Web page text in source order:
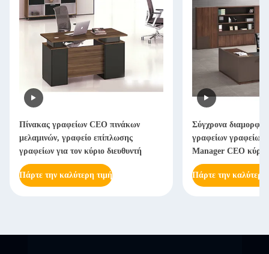
Πίνακας γραφείων CEO πινάκων
μελαμινών, γραφείο επίπλωσης
γραφείων για τον κύριο διευθυντή
Πάρτε την καλύτερη τιμή
Σύγχρονα
γραφείων γραφείων
Manager CEO
Πάρτε την καλύτερη